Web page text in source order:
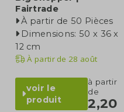
Fairtrade
À partir de 50 Pièces
Dimensions: 50 x 36 x
12 cm
À partir de 28 août
voir le
produit
à partir
de
2,20